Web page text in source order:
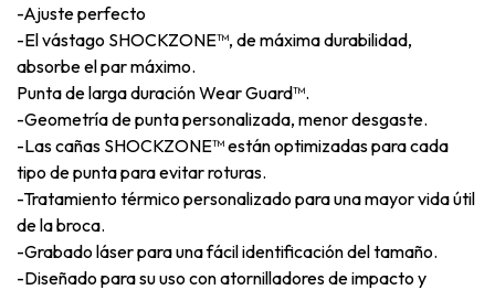
-Ajuste perfecto
-El vástago SHOCKZONE™, de máxima durabilidad,
absorbe el par máximo.
Punta de larga duración Wear Guard™.
-Geometría de punta personalizada, menor desgaste.
-Las cañas SHOCKZONE™ están optimizadas para cada
tipo de punta para evitar roturas.
-Tratamiento térmico personalizado para una mayor vida útil
de la broca.
-Grabado láser para una fácil identificación del tamaño.
-Diseñado para su uso con atornilladores de impacto y